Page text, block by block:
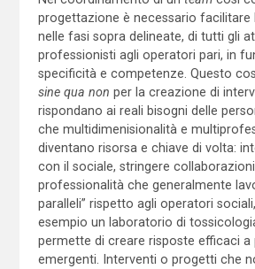
progettazione è necessario facilitare
nelle fasi sopra delineate, di tutti gli
professionisti agli operatori pari, in
specificità e competenze. Questo
sine qua non per la creazione di
rispondano ai reali bisogni delle
che multidimenisionalità e
diventano risorsa e chiave di volta:
con il sociale, stringere
professionalità che generalmente
paralleli” rispetto agli operatori
esempio un laboratorio di
permette di creare risposte efficaci a
emergenti. Interventi o progetti che